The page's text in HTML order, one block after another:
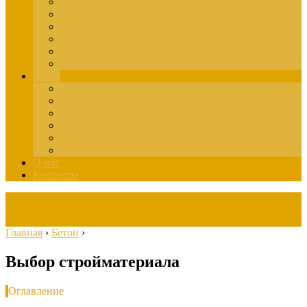
О нас
Контакты
Главная › Бетон ›
Выбор стройматериала
Оглавление